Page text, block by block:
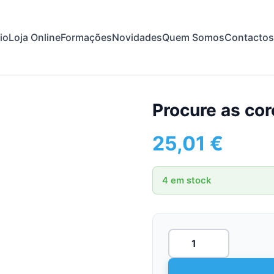
Loja OnlineFormaçõesNovidadesQuem SomosContactos
Procure as
25,01 €
4 em stock
Quantidade
Procure